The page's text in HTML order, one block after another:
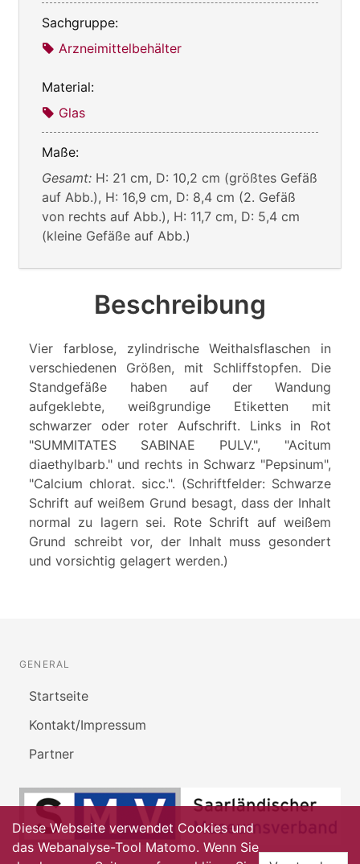
Sachgruppe:
Arzneimittelbehälter
Material:
Glas
Maße:
Gesamt: H: 21 cm, D: 10,2 cm (größtes Gefäß
auf Abb.), H: 16,9 cm, D: 8,4 cm (2. Gefäß
von rechts auf Abb.), H: 11,7 cm, D: 5,4 cm
(kleine Gefäße auf Abb.)
Beschreibung
Vier farblose, zylindrische Weithalsflaschen in
verschiedenen Größen, mit Schliffstopfen. Die
Standgefäße haben auf der Wandung
aufgeklebte, weißgrundige Etiketten mit
schwarzer oder roter Aufschrift. Links in Rot
"SUMMITATES SABINAE PULV.", "Acitum
diaethylbarb." und rechts in Schwarz "Pepsinum",
"Calcium chlorat. sicc.". (Schriftfelder: Schwarze
Schrift auf weißem Grund besagt, dass der Inhalt
normal zu lagern sei. Rote Schrift auf weißem
Grund schreibt vor, der Inhalt muss gesondert
und vorsichtig gelagert werden.)
GENERAL
Startseite
Kontakt/Impressum
Partner
Diese Webseite verwendet Cookies und
das Webanalyse-Tool Matomo. Wenn Sie